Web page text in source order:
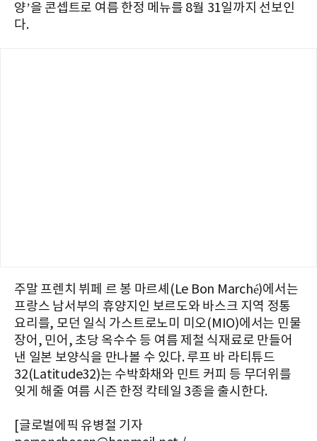
양’을 콘셉트로 여름 한정 메뉴를 8월 31일까지 선보인
다.
주말 프렌치 뷔페 르 봉 마르셰(Le Bon Marché)에서는
프랑스 남서부의 휴양지인 보르도와 바스크 지역 정통
요리를, 모던 일식 가스트로노미 미오(MIO)에서는 민물
장어, 민어, 초당 옥수수 등 여름 제철 식재료로 만들어
낸 일본 보양식을 만나볼 수 있다. 루프 바 라티튜드
32(Latitude32)는 수박화채와 민트 커피 등 무더위를
잊게 해줄 여름 시즌 한정 칵테일 3종을 출시한다.
[글로벌에픽 유병철 기자